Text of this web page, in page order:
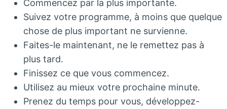
Commencez par la plus importante.
Suivez votre programme, à moins que quelque
chose de plus important ne survienne.
Faites-le maintenant, ne le remettez pas à
plus tard.
Finissez ce que vous commencez.
Utilisez au mieux votre prochaine minute.
Prenez du temps pour vous, développez-